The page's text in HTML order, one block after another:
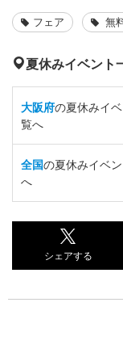
フェア 無
夏休みイベント
大阪府の夏休みイ
覧へ
全国の夏休みイベ
へ
シェアする